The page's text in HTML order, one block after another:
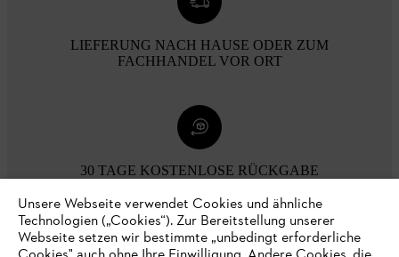
LIEFERUNG NACH HAUSE ODER ZUM
FACHHANDEL VOR ORT
30 TAGE KOSTENLOSE RÜCKGABE
Zahlungsmöglichkeiten
Unsere Webseite verwendet Cookies und ähnliche
Technologien („Cookies“). Zur Bereitstellung unserer
Webseite setzen wir bestimmte „unbedingt erforderliche